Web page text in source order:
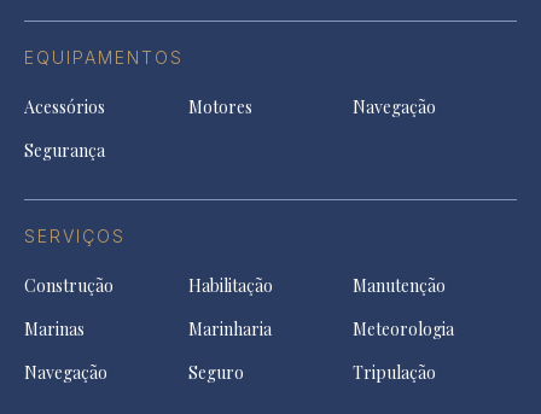
EQUIPAMENTOS
Acessórios Motores
Navegação
Segurança
SERVIÇOS
Construção Habilitação
Manutenção
Marinas
Marinharia
Meteorologia
Navegação
Seguro Tripulação